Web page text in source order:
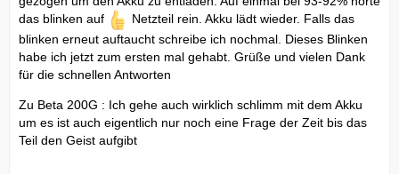
das blinken auf
Netzteil rein. Akku lädt wieder. Falls das
blinken erneut auftaucht schreibe ich nochmal. Dieses Blinken
habe ich jetzt zum ersten mal gehabt. Grüße und vielen Dank
für die schnellen Antworten
Zu Beta 200G : Ich gehe auch wirklich schlimm mit dem Akku
um es ist auch eigentlich nur noch eine Frage der Zeit bis das
Teil den Geist aufgibt